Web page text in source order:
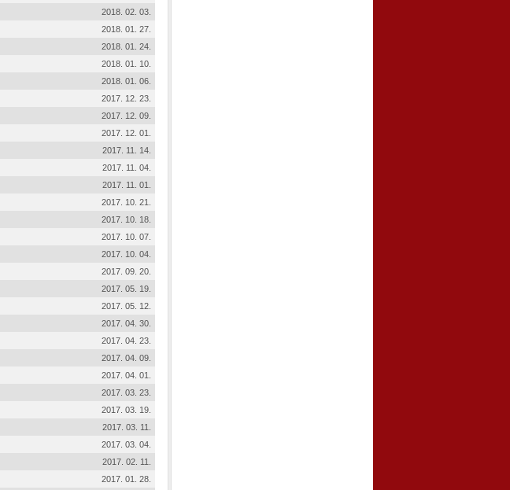
2018. 02. 03.
2018. 01. 27.
2018. 01. 24.
2018. 01. 10.
2018. 01. 06.
2017. 12. 23.
2017. 12. 09.
2017. 12. 01.
2017. 11. 14.
2017. 11. 04.
2017. 11. 01.
2017. 10. 21.
2017. 10. 18.
2017. 10. 07.
2017. 10. 04.
2017. 09. 20.
2017. 05. 19.
2017. 05. 12.
2017. 04. 30.
2017. 04. 23.
2017. 04. 09.
2017. 04. 01.
2017. 03. 23.
2017. 03. 19.
2017. 03. 11.
2017. 03. 04.
2017. 02. 11.
2017. 01. 28.